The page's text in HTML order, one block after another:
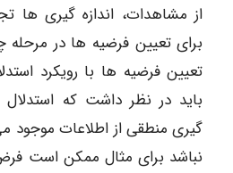
از مشاهدات، اندازه گیری ها
برای تعیین فرضیه ها در مرحله
تعیین فرضیه ها با رویکرد
باید در نظر داشت که استدلال
گیری منطقی از اطلاعات
نباشد برای مثال ممکن است